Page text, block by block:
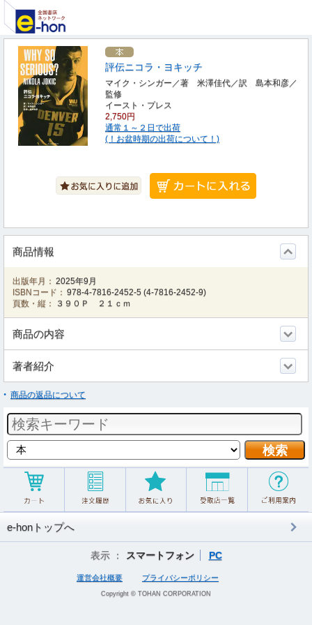
評伝ニコラ・ヨキッチ
マイク・シンガー／著 米澤佳代／訳 島本和彦／
監修
イースト・プレス
2,750円
通常１～２日で出荷
(！お盆時期の出荷について！)
商品情報
出版年月： 2025年9月
ISBNコード： 978-4-7816-2452-5 (4-7816-2452-9)
頁数・縦：
３９０Ｐ ２１ｃｍ
商品の内容
著者紹介
商品の返品について
e-honトップへ
表示 ： スマートフォン PC
運営会社概要 プライバシーポリシー
Copyright © TOHAN CORPORATION